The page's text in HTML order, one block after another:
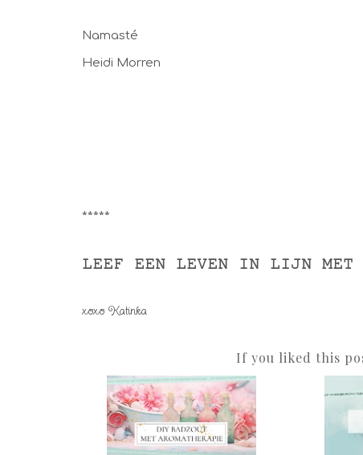
Namasté
Heidi Morren
*****
LEEF EEN LEVEN IN LIJN
xoxo Katinka
If you liked this